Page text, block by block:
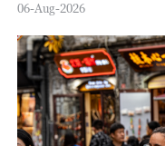
06-Aug-2026